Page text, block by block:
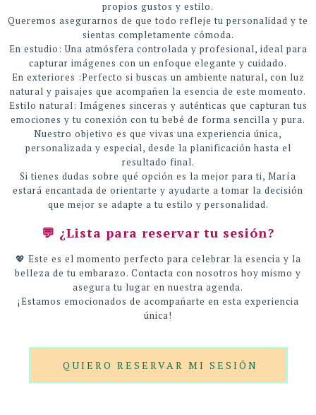
propios gustos y estilo.
Queremos asegurarnos de que todo refleje tu personalidad y te
sientas completamente cómoda.
En estudio: Una atmósfera controlada y profesional, ideal para
capturar imágenes con un enfoque elegante y cuidado.
En exteriores :Perfecto si buscas un ambiente natural, con luz
natural y paisajes que acompañen la esencia de este momento.
Estilo natural: Imágenes sinceras y auténticas que capturan tus
emociones y tu conexión con tu bebé de forma sencilla y pura.
Nuestro objetivo es que vivas una experiencia única,
personalizada y especial, desde la planificación hasta el
resultado final.
Si tienes dudas sobre qué opción es la mejor para ti, María
estará encantada de orientarte y ayudarte a tomar la decisión
que mejor se adapte a tu estilo y personalidad.
💬 ¿Lista para reservar tu sesión?
💖 Este es el momento perfecto para celebrar la esencia y la
belleza de tu embarazo. Contacta con nosotros hoy mismo y
asegura tu lugar en nuestra agenda.
¡Estamos emocionados de acompañarte en esta experiencia
única!
QUIERO RESERVAR MI SESIÓN